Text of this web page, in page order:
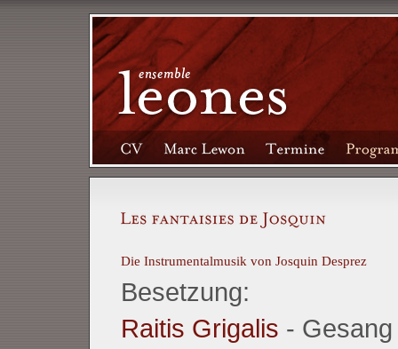
Die Instrumentalmusik von Josquin Desprez
Besetzung:
Raitis Grigalis - Gesang